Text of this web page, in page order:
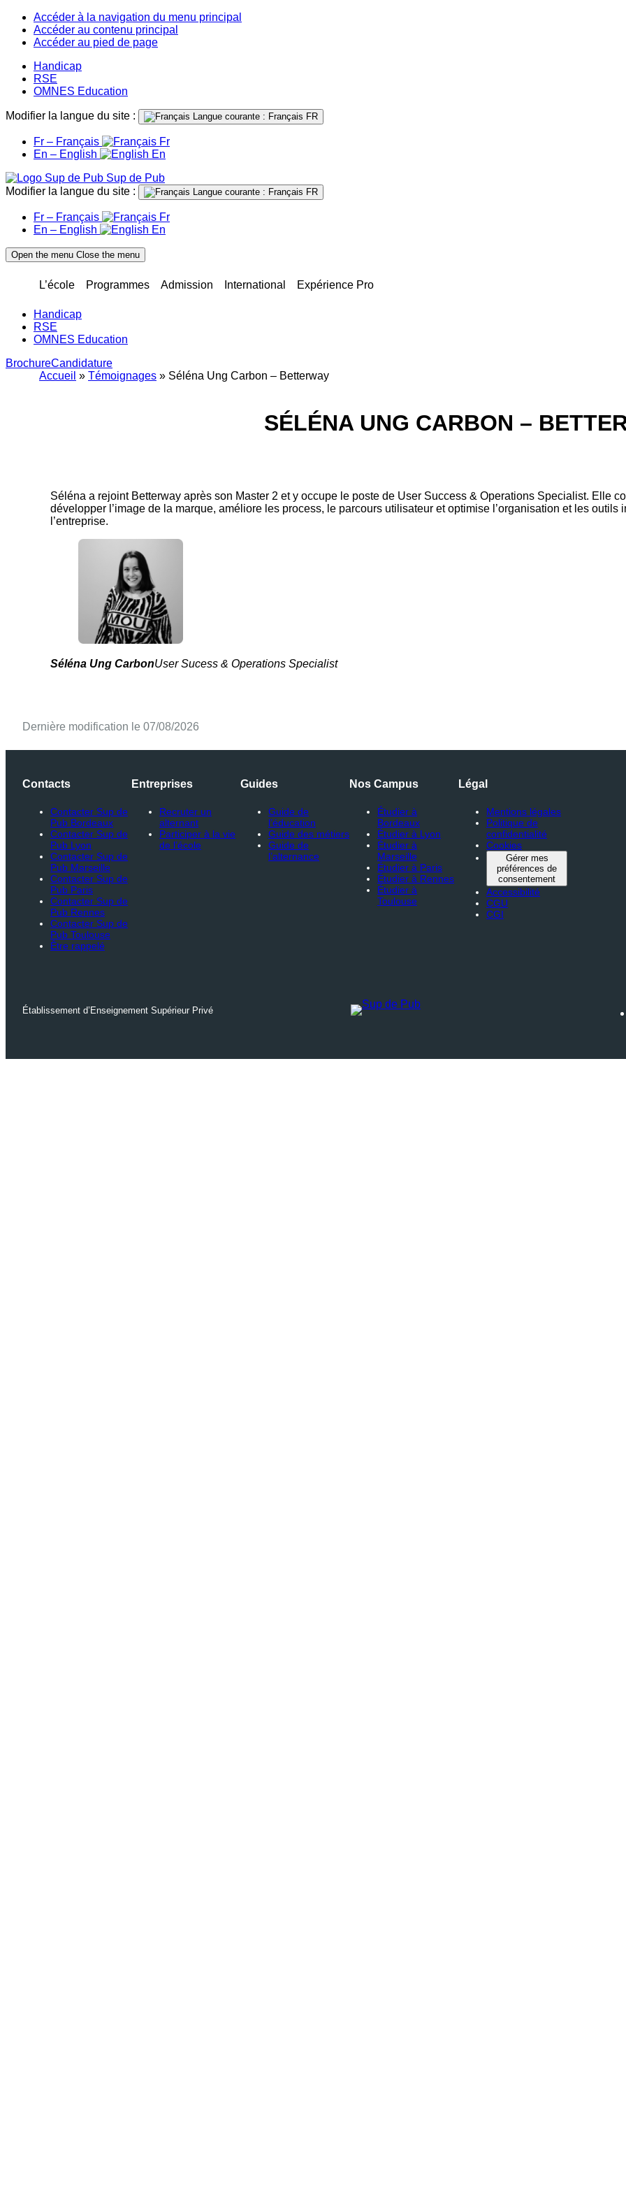
Accéder à la navigation du menu principal
Accéder au contenu principal
Accéder au pied de page
Handicap
RSE
OMNES Education
Modifier la langue du site : Langue courante : Français FR
Fr – Français
Fr
En – English
En
Sup de Pub
Modifier la langue du site :
Langue courante : Français FR
Fr – Français
Fr
En – English
En
Open the menu Close the menu
L’école Programmes Admission International Expérience Pro
Handicap
RSE
OMNES Education
BrochureCandidature
Accueil » Témoignages » Séléna Ung Carbon – Betterway
SÉLÉNA UNG CARBON –
Séléna a rejoint Betterway après son Master 2 et y occupe le poste de User Success & Operations Specialist. Elle
développer l’image de la marque, améliore les process, le parcours utilisateur et optimise l’organisation et les outils
l’entreprise.
Séléna Ung CarbonUser Sucess & Operations Specialist
Dernière modification le 07/08/2026
Contacts
Contacter Sup de
Pub Bordeaux
Contacter Sup de
Pub Lyon
Contacter Sup de
Pub Marseille
Contacter Sup de
Pub Paris
Contacter Sup de
Pub Rennes
Contacter Sup de
Pub Toulouse
Être rappelé
Entreprises
Recruter un
alternant
Participer à la vie
de l’école
Guides
Guide de
l’éducation
Guide des métiers
Guide de
l’alternance
Nos Campus
Étudier à
Bordeaux
Étudier à Lyon
Étudier à
Marseille
Étudier à Paris
Étudier à Rennes
Étudier à
Toulouse
Légal
Mentions légales
Politique de
confidentialité
Cookies
Gérer mes
préférences de
consentement
Accessibilité
CGU
CGI
Établissement d’Enseignement Supérieur Privé